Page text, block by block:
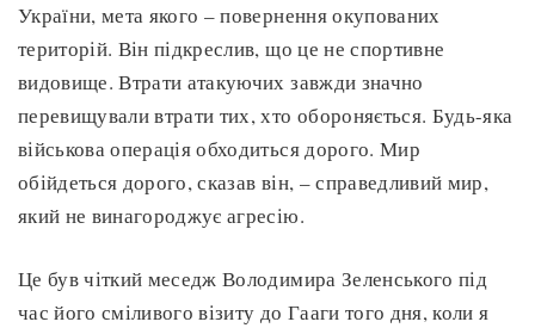
України, мета якого – повернення окупованих
територій. Він підкреслив, що це не спортивне
видовище. Втрати атакуючих завжди значно
перевищували втрати тих, хто обороняється. Будь-яка
військова операція обходиться дорого. Мир
обійдеться дорого, сказав він, – справедливий мир,
який не винагороджує агресію.
Це був чіткий меседж Володимира Зеленського під
час його сміливого візиту до Гааги того дня, коли я